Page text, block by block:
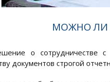
МОЖНО ЛИ
о сотрудничестве
документов строгой